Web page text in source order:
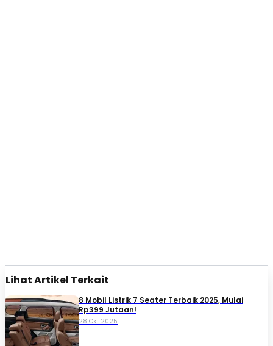
Lihat Artikel Terkait
8 Mobil Listrik 7 Seater Terbaik 2025, Mulai
Rp399 Jutaan!
28 Okt 2025